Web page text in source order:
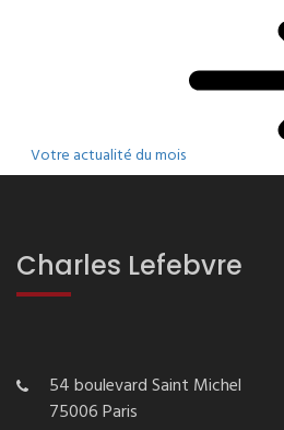
Votre actualité du mois
Charles Lefebvre
54 boulevard Saint Michel
75006 Paris